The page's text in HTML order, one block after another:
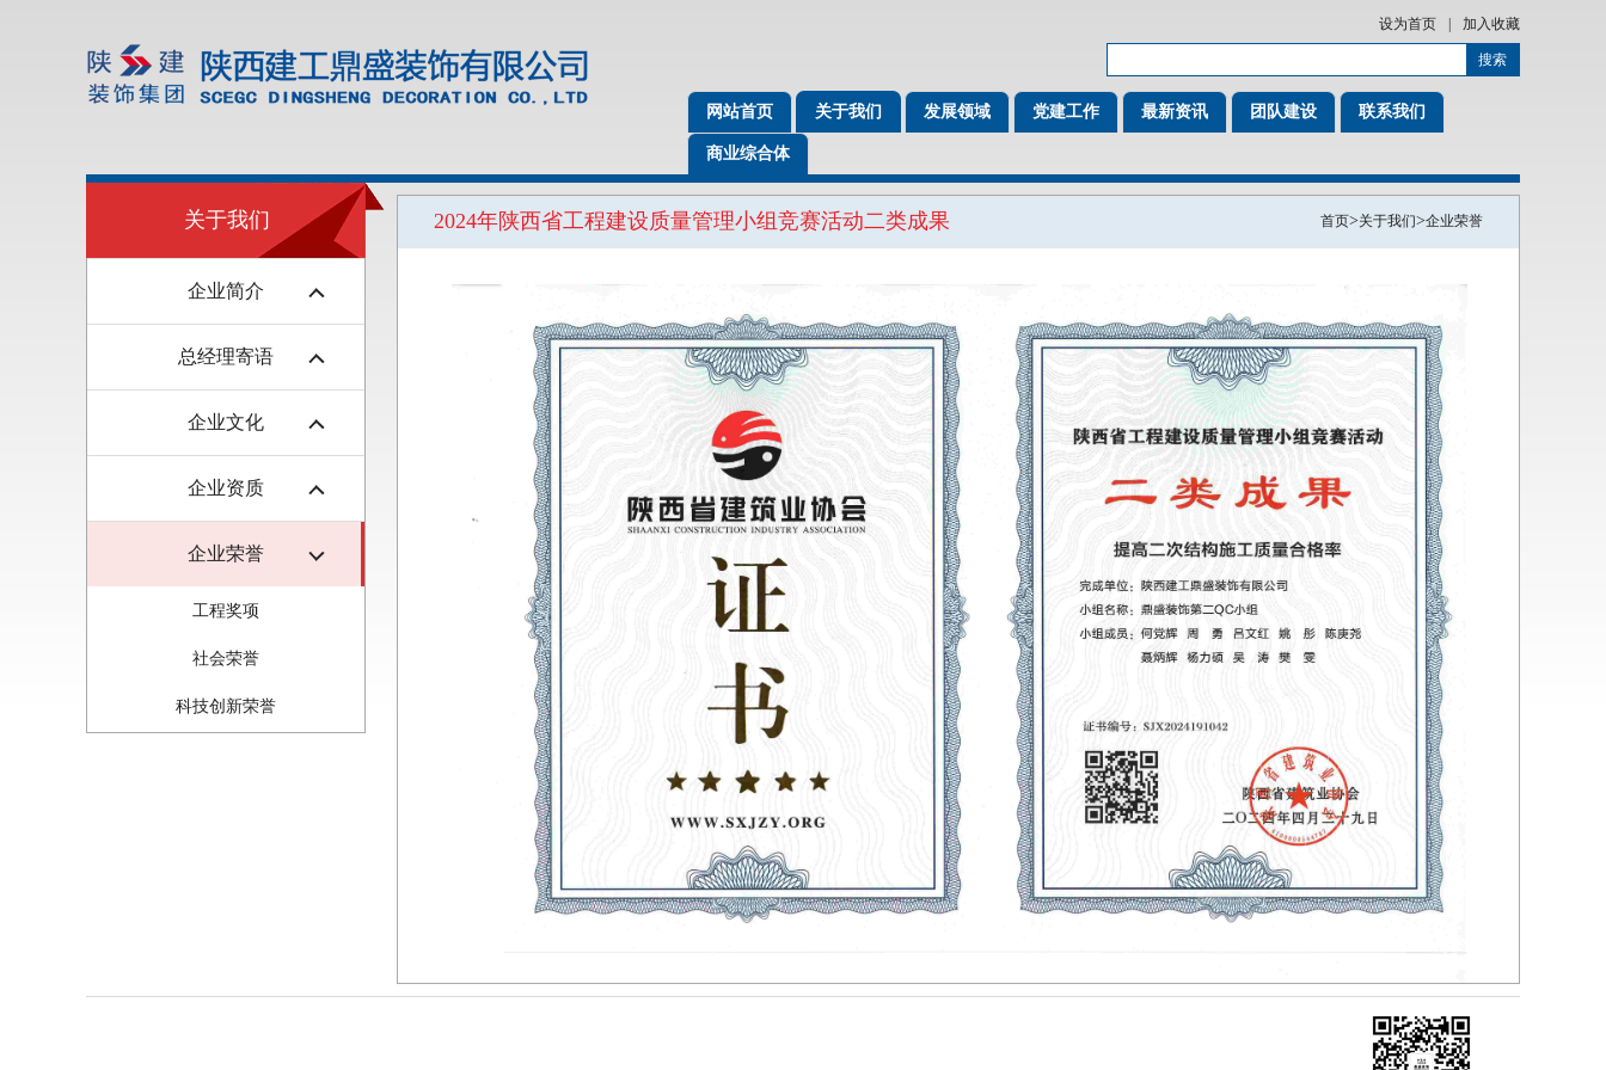
设为首页 加入收藏
网站首页 关于我们 发展领域 党建工作 最新资讯 团队建设 联系我们
商业综合体
关于我们
企业简介
总经理寄语
企业文化
企业资质
企业荣誉
工程奖项
社会荣誉
科技创新荣誉
2024年陕西省工程建设质量管理小组竞赛活动二类成果 首页>关于我们>企业荣誉